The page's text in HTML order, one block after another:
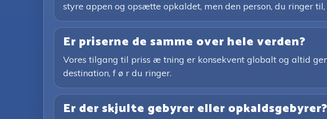
styre appen og opsætte opkaldet, men den person, du ringer
Er priserne de samme over hele verden?
Vores tilgang til priss æ tning er konsekvent globalt og altid
destination, f ø r du ringer.
Er der skjulte gebyrer eller opkaldsgebyrer?